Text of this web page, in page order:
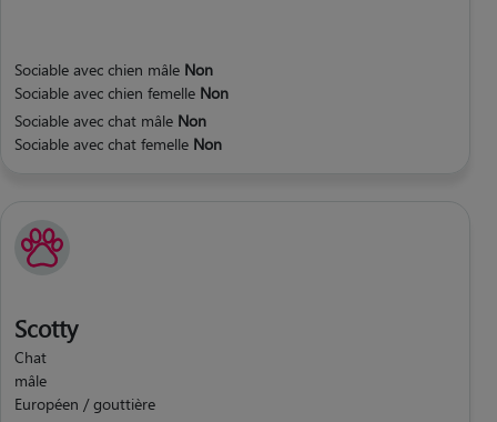
Sociable avec chien mâle Non
Sociable avec chien femelle Non
Sociable avec chat mâle Non
Sociable avec chat femelle Non
Scotty
Chat
mâle
Européen / gouttière